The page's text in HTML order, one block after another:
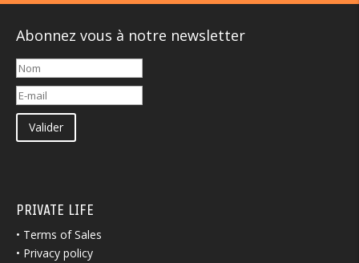
Abonnez vous à notre newsletter
Valider
PRIVATE LIFE
• Terms of Sales
• Privacy policy